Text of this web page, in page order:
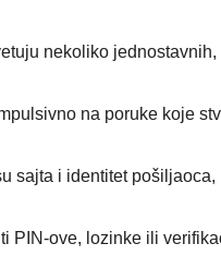
nekoliko
na poruke koje
sajta i identitet pošiljaoca,
PIN-ove, lozinke ili